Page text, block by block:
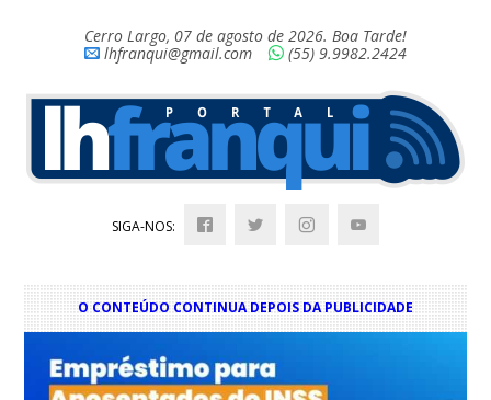
Cerro Largo, 07 de agosto de 2026. Boa Tarde!
lhfranqui@gmail.com
(55) 9.9982.2424
SIGA-NOS:
O CONTEÚDO CONTINUA DEPOIS DA PUBLICIDADE